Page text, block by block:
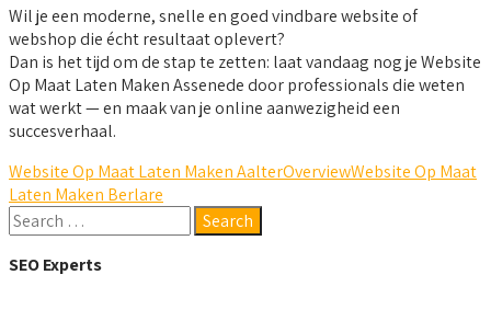
Wil je een moderne, snelle en goed vindbare website of
webshop die écht resultaat oplevert?
Dan is het tijd om de stap te zetten: laat vandaag nog je Website
Op Maat Laten Maken Assenede door professionals die weten
wat werkt — en maak van je online aanwezigheid een
succesverhaal.
Website Op Maat Laten Maken AalterOverviewWebsite Op Maat
Laten Maken Berlare
SEO Experts